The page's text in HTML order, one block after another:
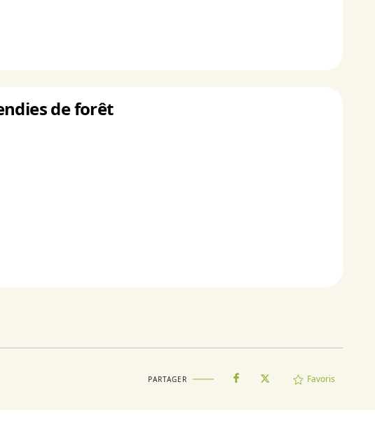
de forêt
PARTAGER Favoris